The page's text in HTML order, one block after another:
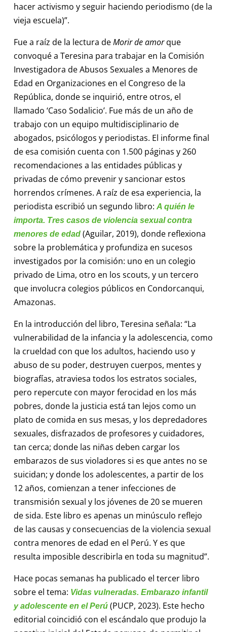
hacer activismo y seguir haciendo periodismo (de la
vieja escuela)”.
Fue a raíz de la lectura deMorir de amorque
convoqué a Teresina para trabajar en la Comisión
Investigadora de Abusos Sexuales a Menores de
Edad en Organizaciones en el Congreso de la
República, donde se inquirió, entre otros, el
llamado ‘Caso Sodalicio’. Fue más de un año de
trabajo con un equipo multidisciplinario de
abogados, psicólogos y periodistas. El informe final
de esa comisión cuenta con 1.500 páginas y 260
recomendaciones a las entidades públicas y
privadas de cómo prevenir y sancionar estos
horrendos crímenes. A raíz de esa experiencia, la
periodista escribió un segundo libro: A quién le
importa. Tres casos de violencia sexual contra
menores de edad(Aguilar, 2019), donde reflexiona
sobre la problemática y profundiza en sucesos
investigados por la comisión: uno en un colegio
privado de Lima, otro en los scouts, y un tercero
que involucra colegios públicos en Condorcanqui,
Amazonas.
En la introducción del libro, Teresina señala: “La
vulnerabilidad de la infancia y la adolescencia, como
la crueldad con que los adultos, haciendo uso y
abuso de su poder, destruyen cuerpos, mentes y
biografías, atraviesa todos los estratos sociales,
pero repercute con mayor ferocidad en los más
pobres, donde la justicia está tan lejos como un
plato de comida en sus mesas, y los depredadores
sexuales, disfrazados de profesores y cuidadores,
tan cerca; donde las niñas deben cargar los
embarazos de sus violadores si es que antes no se
suicidan; y donde los adolescentes, a partir de los
12 años, comienzan a tener infecciones de
transmisión sexual y los jóvenes de 20 se mueren
de sida. Este libro es apenas un minúsculo reflejo
de las causas y consecuencias de la violencia sexual
contra menores de edad en el Perú. Y es que
resulta imposible describirla en toda su magnitud”.
Hace pocas semanas ha publicado el tercer libro
sobre el tema: Vidas vulneradas. Embarazo infantil
y adolescente en el Perú(PUCP, 2023). Este hecho
editorial coincidió con el escándalo que produjo la